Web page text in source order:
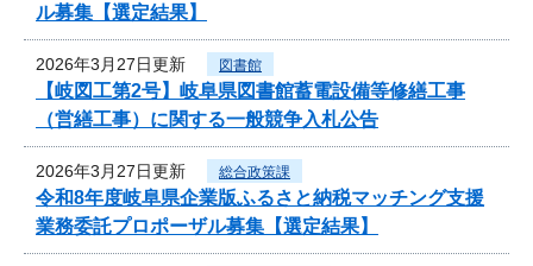
ル募集【選定結果】
2026年3月27日更新 図書館
【岐図工第2号】岐阜県図書館蓄電設備等修繕工事
（営繕工事）に関する一般競争入札公告
2026年3月27日更新 総合政策課
令和8年度岐阜県企業版ふるさと納税マッチング支援
業務委託プロポーザル募集【選定結果】